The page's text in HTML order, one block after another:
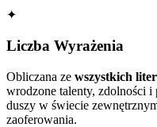
✦
Liczba Wyrażenia
Obliczana ze wszystkich liter
wrodzone talenty, zdolności
duszy w świecie
zaoferowania.